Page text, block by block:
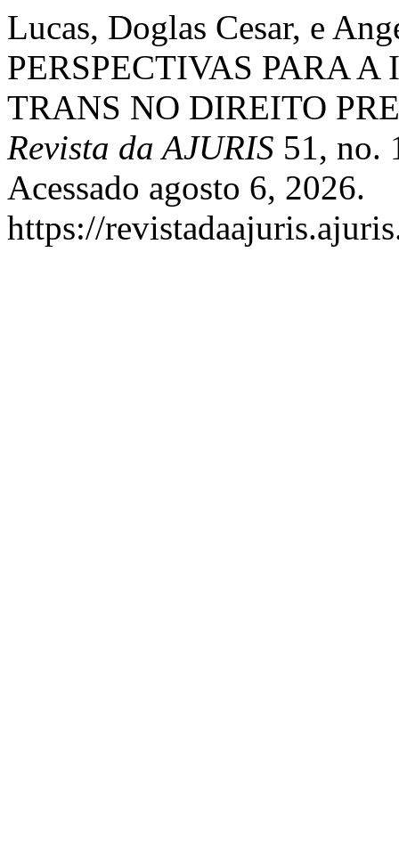
Lucas, Doglas Cesar, e
PERSPECTIVAS PARA
TRANS NO DIREITO
Revista da AJURIS 51, no.
Acessado agosto 6, 2026.
https://